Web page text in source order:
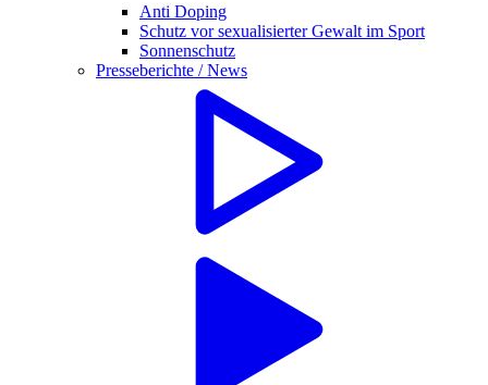
Anti Doping
Schutz vor sexualisierter Gewalt im Sport
Sonnenschutz
Presseberichte / News